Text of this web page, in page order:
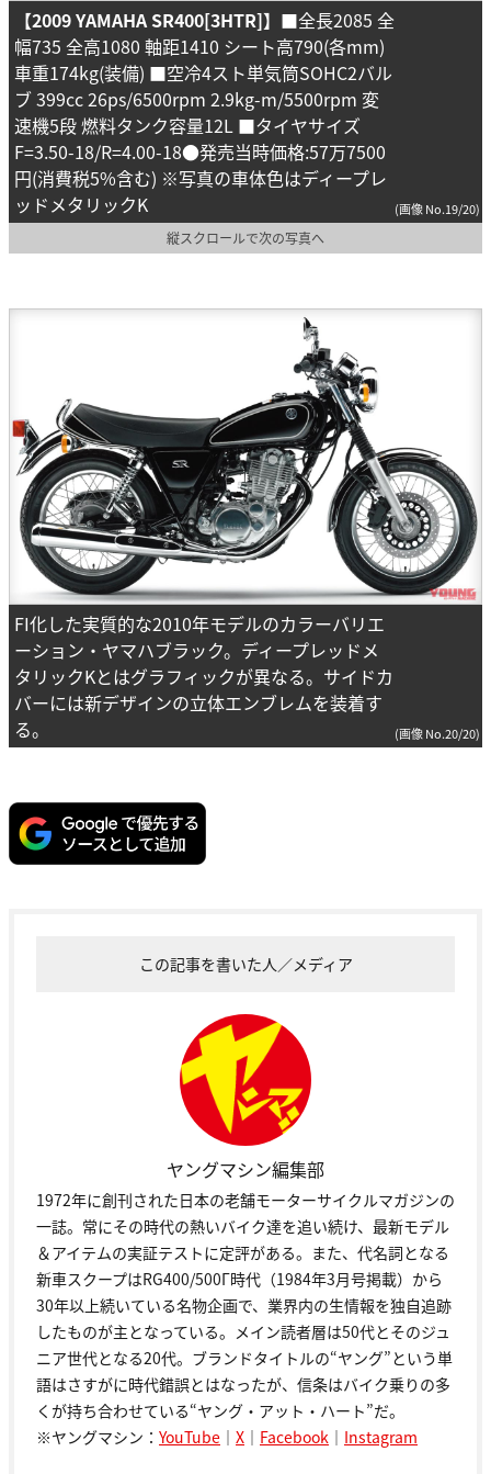
【2009 YAMAHA SR400[3HTR]】 ■全長2085 全
幅735 全高1080 軸距1410 シート高790(各mm)
車重174kg(装備) ■空冷4スト単気筒SOHC2バル
ブ 399cc 26ps/6500rpm 2.9kg-m/5500rpm 変
速機5段 燃料タンク容量12L ■タイヤサイズ
F=3.50-18/R=4.00-18●発売当時価格:57万7500
円(消費税5%含む) ※写真の車体色はディープレ
ッドメタリックK
(画像 No.19/20)
縦スクロールで次の写真へ
FI化した実質的な2010年モデルのカラーバリエ
ーション・ヤマハブラック。ディープレッドメ
タリックKとはグラフィックが異なる。サイドカ
バーには新デザインの立体エンブレムを装着す
る。
(画像 No.20/20)
この記事を書いた人／メディア
ヤングマシン編集部
1972年に創刊された日本の老舗モーターサイクルマガジンの
一誌。常にその時代の熱いバイク達を追い続け、最新モデル
＆アイテムの実証テストに定評がある。また、代名詞となる
新車スクープはRG400/500Γ時代（1984年3月号掲載）から
30年以上続いている名物企画で、業界内の生情報を独自追跡
したものが主となっている。メイン読者層は50代とそのジュ
ニア世代となる20代。ブランドタイトルの“ヤング”という単
語はさすがに時代錯誤とはなったが、信条はバイク乗りの多
くが持ち合わせている“ヤング・アット・ハート”だ。
※ヤングマシン： YouTube ｜ X ｜ Facebook ｜ Instagram